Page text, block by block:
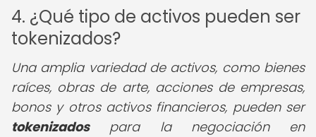
4. ¿Qué tipo de activos pueden ser
tokenizados?
Una amplia variedad de activos, como bienes
raíces, obras de arte, acciones de empresas,
bonos y otros activos financieros, pueden ser
tokenizadospara la negociación en